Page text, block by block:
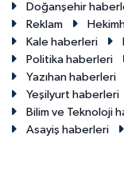
Doğanşehir
Reklam
Kale haberleri
Politika haberleri
Yazıhan haberleri
Yeşilyurt haberleri
Bilim ve Teknoloji
Asayiş haberleri